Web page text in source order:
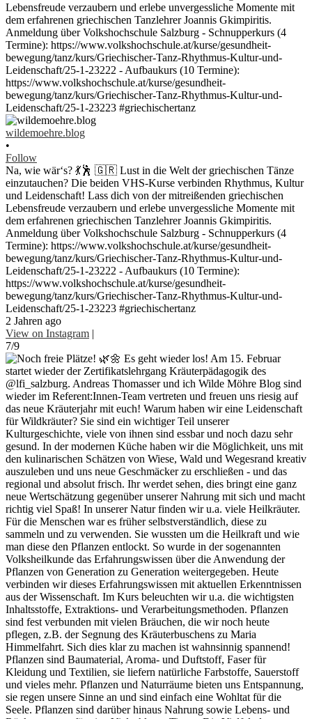
wildemoehre.blog
•
Follow
Na, wie wär‘s? 💃🕺 🇬🇷 Lust in die Welt der griechischen Tänze
einzutauchen? Die beiden VHS-Kurse verbinden Rhythmus, Kultur
und Leidenschaft! Lass dich von der mitreißenden griechischen
Lebensfreude verzaubern und erlebe unvergessliche Momente mit
dem erfahrenen griechischen Tanzlehrer Joannis Gkimpiritis.
Anmeldung über Volkshochschule Salzburg - Schnupperkurs (4
Termine): https://www.volkshochschule.at/kurse/gesundheit-
bewegung/tanz/kurs/Griechischer-Tanz-Rhythmus-Kultur-und-
Leidenschaft/25-1-23222 - Aufbaukurs (10 Termine):
https://www.volkshochschule.at/kurse/gesundheit-
bewegung/tanz/kurs/Griechischer-Tanz-Rhythmus-Kultur-und-
Leidenschaft/25-1-23223 #griechischertanz
2 Jahren ago
View on Instagram |
7/9